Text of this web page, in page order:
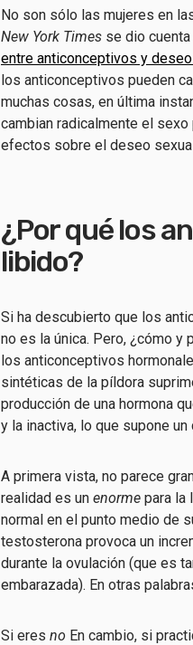
No son sólo las mujeres en
New York Times se dio
entre anticonceptivos y
los anticonceptivos pueden
muchas cosas, en última
cambian radicalmente el sexo
efectos sobre el deseo
¿Por qué los
libido?
Si ha descubierto que los
no es la única. Pero, ¿cómo
los anticonceptivos
sintéticas de la píldora
producción de una hormona
y la inactiva, lo que supone
A primera vista, no parece
realidad es un enorme para la
normal en el punto medio de
testosterona provoca un
durante la ovulación (que es
embarazada). En otras
Si eres no En cambio, si